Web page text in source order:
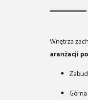
Wnętrza
aranżacji